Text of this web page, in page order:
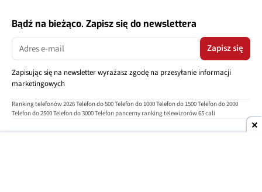
Bądź na bieżąco. Zapisz się do newslettera
Zapisz się
Zapisując się na newsletter wyrażasz zgodę na przesyłanie informacji
marketingowych
Ranking telefonów 2026Telefon do 500Telefon do 1000Telefon do 1500Telefon do 2000
Telefon do 2500Telefon do 3000Telefon pancerny ranking telewizorów 65 cali